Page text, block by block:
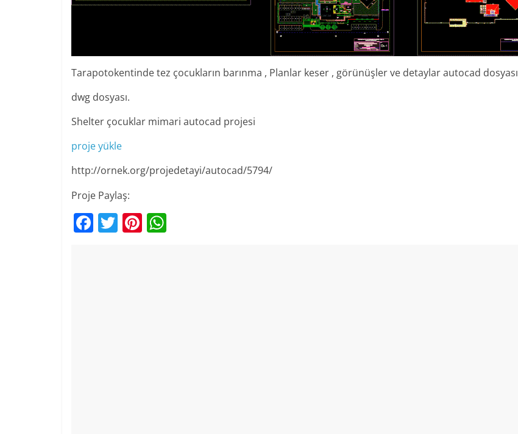
Tarapotokentinde tez çocukların barınma , Planlar keser , görünüşler ve detaylar autocad dosyası
dwg dosyası.
Shelter çocuklar mimari autocad projesi
proje yükle
http://ornek.org/projedetayi/autocad/5794/
Proje Paylaş:
F T Pi